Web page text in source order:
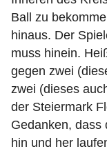
Ball zu
hinaus. Der
muss hinein.
gegen zwei
zwei (dieses
der Steiermark
Gedanken, dass
hin und her